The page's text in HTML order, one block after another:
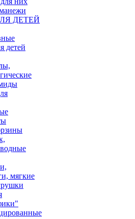
ДЕТЕЙ
детей
мягкие